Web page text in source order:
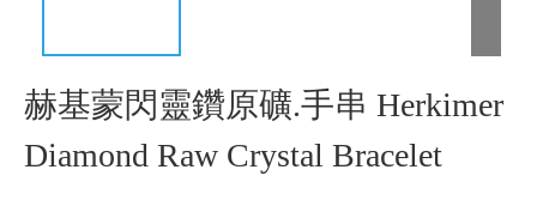
赫基蒙閃靈鑽原礦.手串 Herkimer
Diamond Raw Crystal Bracelet